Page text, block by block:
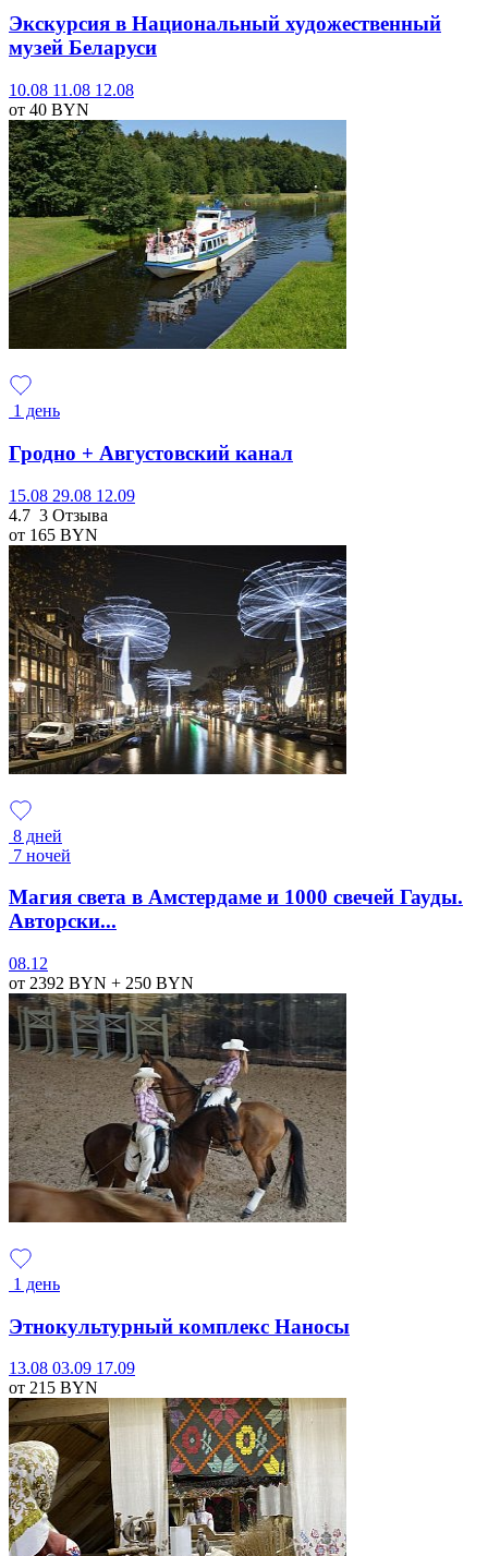
Экскурсия в Национальный художественный
музей Беларуси
10.08 11.08 12.08
от 40 BYN
1 день
Гродно + Августовский канал
15.08 29.08 12.09
4.7 3 Отзыва
от 165 BYN
8 дней
7 ночей
Магия света в Амстердаме и 1000 свечей Гауды.
Авторски...
08.12
от 2392 BYN + 250 BYN
1 день
Этнокультурный комплекс Наносы
13.08 03.09 17.09
от 215 BYN